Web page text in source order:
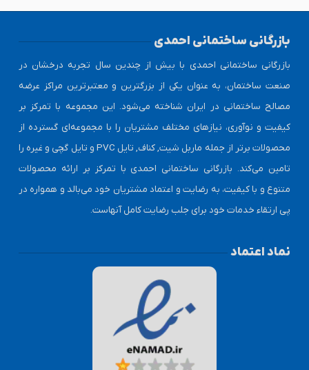
بازرگانی ساختمانی احمدی
بازرگانی ساختمانی احمدی با بیش از چندین سال تجربه درخشان در
صنعت ساختمان، به عنوان یکی از بزرگترین و معتبرترین مراکز عرضه
مصالح ساختمانی در ایران شناخته می‌شود. این مجموعه با تمرکز بر
کیفیت و نوآوری، نیازهای مختلف مشتریان را با مجموعه‌ای گسترده از
محصولات برتر از جمله ماربل شیت, کناف, تایل PVC و تایل گچی و غیره را
تامین می‌کند. بازرگانی ساختمانی احمدی با تمرکز بر ارائه محصولات
متنوع و با کیفیت، به رضایت و اعتماد مشتریان خود می‌بالد و همواره در
پی ارتقاء خدمات خود برای جلب رضایت کامل آنهاست.
نماد اعتماد